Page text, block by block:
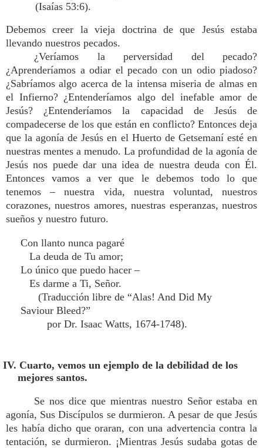
(Isaías 53:6).
Debemos creer la vieja doctrina de que Jesús estaba
llevando nuestros pecados.
¿Veríamos la perversidad del pecado?
¿Aprenderíamos a odiar el pecado con un odio piadoso?
¿Sabríamos algo acerca de la intensa miseria de almas en
el Infierno? ¿Entenderíamos algo del inefable amor de
Jesús? ¿Entenderíamos la capacidad de Jesús de
compadecerse de los que están en conflicto? Entonces deja
que la agonía de Jesús en el Huerto de Getsemaní esté en
nuestras mentes a menudo. La profundidad de la agonía de
Jesús nos puede dar una idea de nuestra deuda con Él.
Entonces vamos a ver que le debemos todo lo que
tenemos – nuestra vida, nuestra voluntad, nuestros
corazones, nuestros amores, nuestras esperanzas, nuestros
sueños y nuestro futuro.
Con llanto nunca pagaré
La deuda de Tu amor;
Lo único que puedo hacer –
Es darme a Ti, Señor.
(Traducción libre de “Alas! And Did My
Saviour Bleed?”
por Dr. Isaac Watts, 1674-1748).
IV. Cuarto, vemos un ejemplo de la debilidad de los
mejores santos.
Se nos dice que mientras nuestro Señor estaba en
agonía, Sus Discípulos se durmieron. A pesar de que Jesús
les había dicho que oraran, con una advertencia contra la
tentación, se durmieron. ¡Mientras Jesús sudaba gotas de